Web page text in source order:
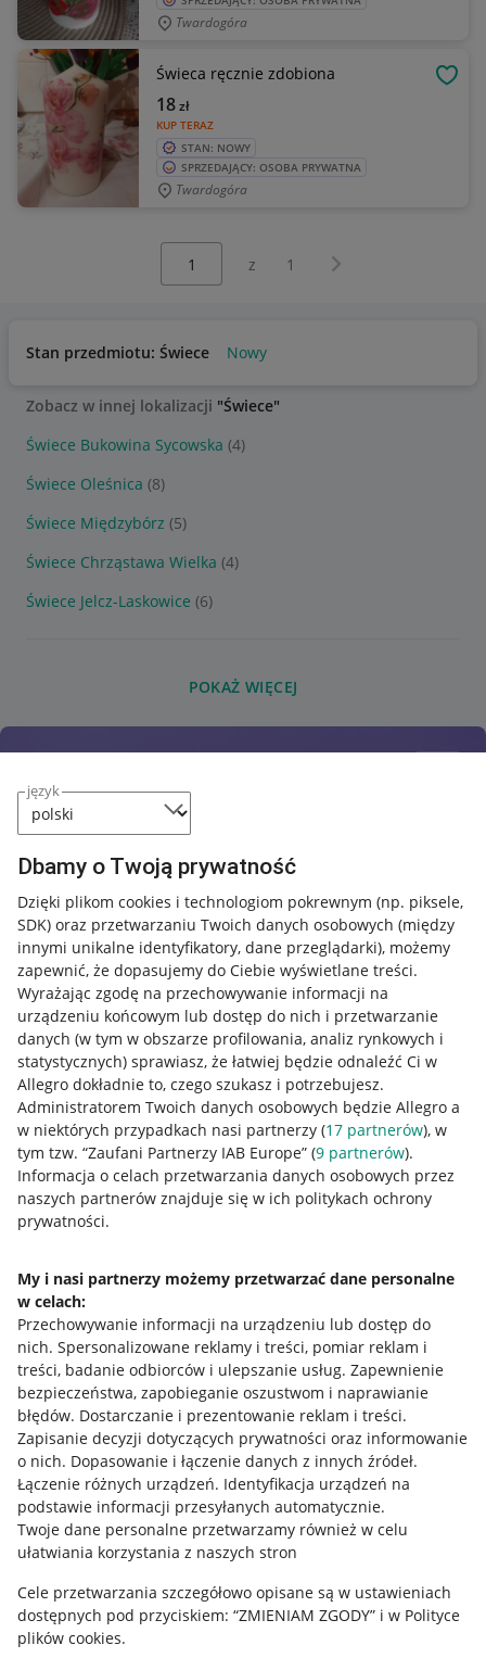
język
Dbamy o Twoją prywatność
Dzięki plikom cookies i technologiom pokrewnym (np. piksele,
SDK) oraz przetwarzaniu Twoich danych osobowych (między
innymi unikalne identyfikatory, dane przeglądarki), możemy
zapewnić, że dopasujemy do Ciebie wyświetlane treści.
Wyrażając zgodę na przechowywanie informacji na
urządzeniu końcowym lub dostęp do nich i przetwarzanie
danych (w tym w obszarze profilowania, analiz rynkowych i
statystycznych) sprawiasz, że łatwiej będzie odnaleźć Ci w
Allegro dokładnie to, czego szukasz i potrzebujesz.
Administratorem Twoich danych osobowych będzie Allegro a
w niektórych przypadkach nasi partnerzy (17 partnerów), w
tym tzw. “Zaufani Partnerzy IAB Europe” (9 partnerów).
Informacja o celach przetwarzania danych osobowych przez
naszych partnerów znajduje się w ich politykach ochrony
prywatności.
My i nasi partnerzy możemy przetwarzać dane personalne
w celach:
Przechowywanie informacji na urządzeniu lub dostęp do
nich. Spersonalizowane reklamy i treści, pomiar reklam i
treści, badanie odbiorców i ulepszanie usług. Zapewnienie
bezpieczeństwa, zapobieganie oszustwom i naprawianie
błędów. Dostarczanie i prezentowanie reklam i treści.
Zapisanie decyzji dotyczących prywatności oraz informowanie
o nich. Dopasowanie i łączenie danych z innych źródeł.
Łączenie różnych urządzeń. Identyfikacja urządzeń na
podstawie informacji przesyłanych automatycznie.
Twoje dane personalne przetwarzamy również w celu
ułatwiania korzystania z naszych stron
Cele przetwarzania szczegółowo opisane są w ustawieniach
dostępnych pod przyciskiem: “ZMIENIAM ZGODY” i w Polityce
plików cookies.
Twardogóra
Świeca ręcznie zdobiona
KUP TERAZ
18zł
STAN: NOWY
SPRZEDAJĄCY: OSOBA PRYWATNA
Twardogóra
z 1 Następna strona
Stan przedmiotu: Świece Nowy
Zobacz w innej lokalizacji "Świece"
Świece Bukowina Sycowska (4)
Świece Oleśnica (8)
Świece Międzybórz (5)
Świece Chrząstawa Wielka (4)
Świece Jelcz-Laskowice (6)
POKAŻ WIĘCEJ
Przydatne informacje
Jak to działa
Allegro Gadane dla sprzedających
Allegro Gadane dla kupujących
Mapa miejscowości
Informacje prawne
Regulamin
Polityka plików "cookies"
Ustawienia plików "cookies"
Udostępnianie lokalizacji
Informacje dla Aktu o Usługach Cyfrowych